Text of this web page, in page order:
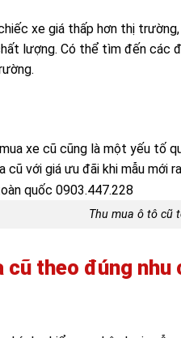
xe giá thấp hơn thị
lượng. Có thể tìm đến các
xe cũ cũng là một yếu tố
với giá ưu đãi khi mẫu mới
Thu mua ô tô cũ
cũ theo đúng nhu